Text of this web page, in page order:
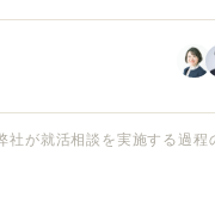
戦力」や「独自の強
るのでしょうか？
が就活相談を実施する過程